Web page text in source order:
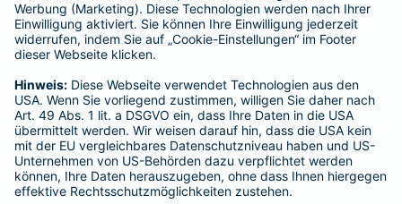
Haftpflichtversicherung
Hausratversicherung
Adresse ändern
Schaden melden
Kilometerstandsmeldung
Serviceübersicht